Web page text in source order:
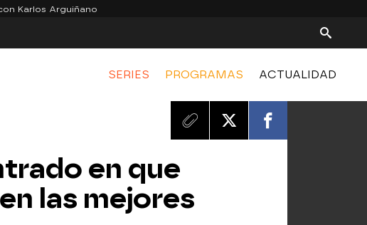
Karlos Arguiñano
SERIES PROGRAMAS ACTUALIDAD
en que
las mejores